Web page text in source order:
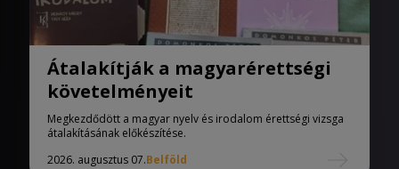
Átalakítják a magyarérettségi
követelményeit
Megkezdődött a magyar nyelv és irodalom érettségi vizsga
átalakításának előkészítése.
2026. augusztus 07.Belföld